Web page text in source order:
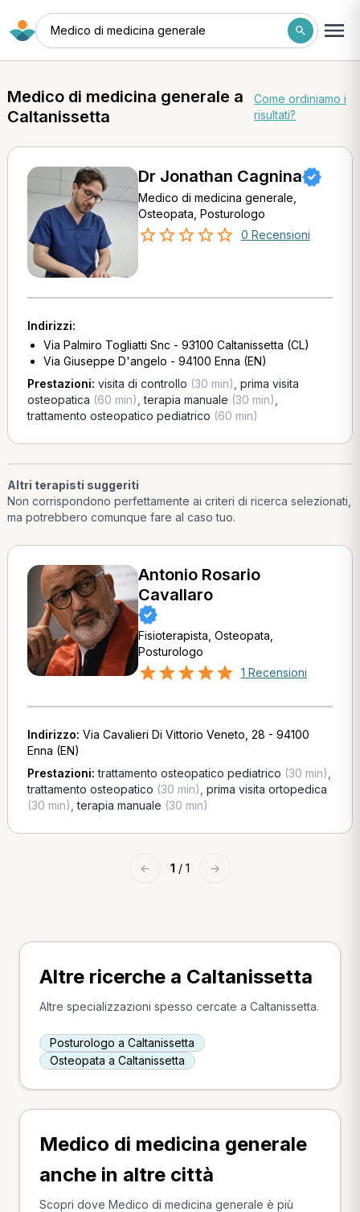
Medico di medicina generale
Medico di medicina generale a
Caltanissetta
Come ordiniamo i
risultati?
Dr Jonathan Cagnina
Medico di medicina generale,
Osteopata, Posturologo
0 Recensioni
Indirizzi:
Via Palmiro Togliatti Snc - 93100 Caltanissetta (CL)
Via Giuseppe D'angelo - 94100 Enna (EN)
Prestazioni: visita di controllo (30 min) prima visita
osteopatica (60 min) ,terapia manuale (30 min)
trattamento osteopatico pediatrico (60 min)
Altri terapisti suggeriti
Non corrispondono perfettamente ai criteri di ricerca selezionati,
ma potrebbero comunque fare al caso tuo.
Antonio Rosario
Cavallaro
Fisioterapista, Osteopata,
Posturologo
1 Recensioni
Indirizzo: Via Cavalieri Di Vittorio Veneto, 28 - 94100
Enna (EN)
Prestazioni:trattamento osteopatico pediatrico (30 min)
trattamento osteopatico (30 min) prima visita ortopedica
(30 min) ,terapia manuale (30 min)
← 1 / 1 →
Altre ricerche a Caltanissetta
Altre specializzazioni spesso cercate a Caltanissetta.
Posturologo a Caltanissetta
Osteopata a Caltanissetta
Medico di medicina generale
anche in altre città
Scopri dove Medico di medicina generale è più